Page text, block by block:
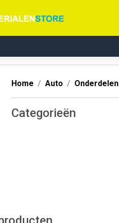
Home Auto Onderdelen
Categorieën